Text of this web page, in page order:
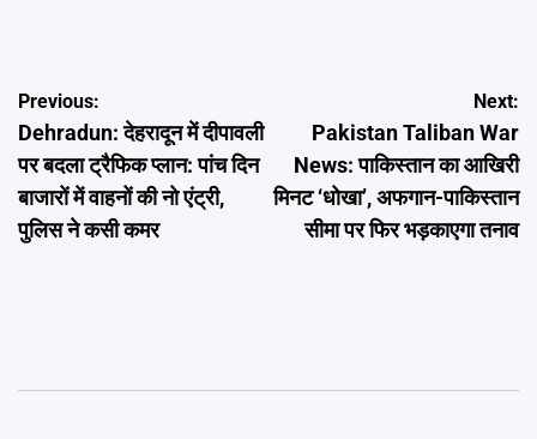
Post
navigation
Previous:
Dehradun: देहरादून में दीपावली
पर बदला ट्रैफिक प्लान: पांच दिन
बाजारों में वाहनों की नो एंट्री,
पुलिस ने कसी कमर
Next:
Pakistan Taliban War
News: पाकिस्तान का आखिरी
मिनट ‘धोखा’, अफगान-पाकिस्तान
सीमा पर फिर भड़काएगा तनाव